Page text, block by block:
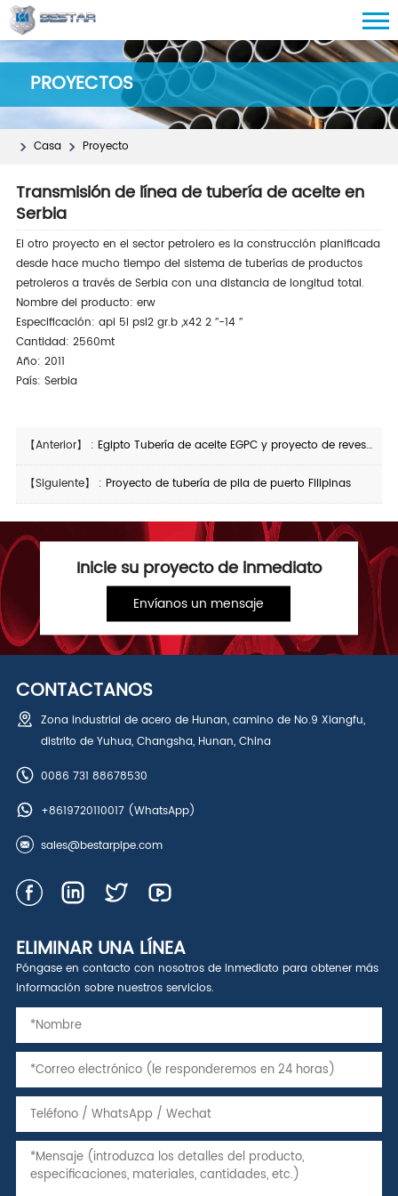
PROYECTOS
Casa Proyecto
Transmisión de línea de tubería de aceite en
Serbia
El otro proyecto en el sector petrolero es la construcción planificada
desde hace mucho tiempo del sistema de tuberías de productos
petroleros a través de Serbia con una distancia de longitud total.
Nombre del producto: erw
Especificación: api 5l psl2 gr.b ,x42 2 ″-14 ″
Cantidad: 2560mt
Año: 2011
País: Serbia
【Anterior】 : Egipto Tubería de aceite EGPC y proyecto de revestimiento
【Siguiente】 : Proyecto de tubería de pila de puerto Filipinas
Inicie su proyecto de inmediato
Envíanos un mensaje
CONTÁCTANOS
Zona industrial de acero de Hunan, camino de No.9 Xiangfu,
distrito de Yuhua, Changsha, Hunan, China
0086 731 88678530
+8619720110017(WhatsApp)
sales@bestarpipe.com
ELIMINAR UNA LÍNEA
Póngase en contacto con nosotros de inmediato para obtener más
información sobre nuestros servicios.